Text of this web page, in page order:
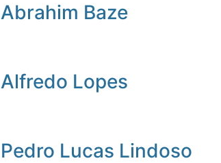
Abrahim Baze
Alfredo Lopes
Pedro Lucas Lindoso